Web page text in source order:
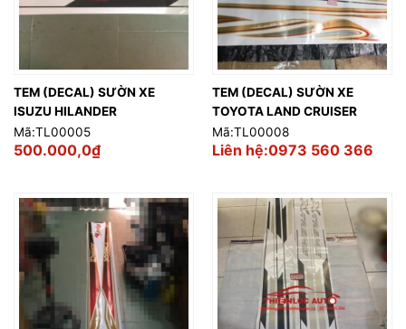
TEM (DECAL) SƯỜN XE
ISUZU HILANDER
Mã:TL00005
500.000,0₫
TEM (DECAL) SƯỜN XE
TOYOTA LAND CRUISER
Mã:TL00008
Liên hệ:0973 560 366